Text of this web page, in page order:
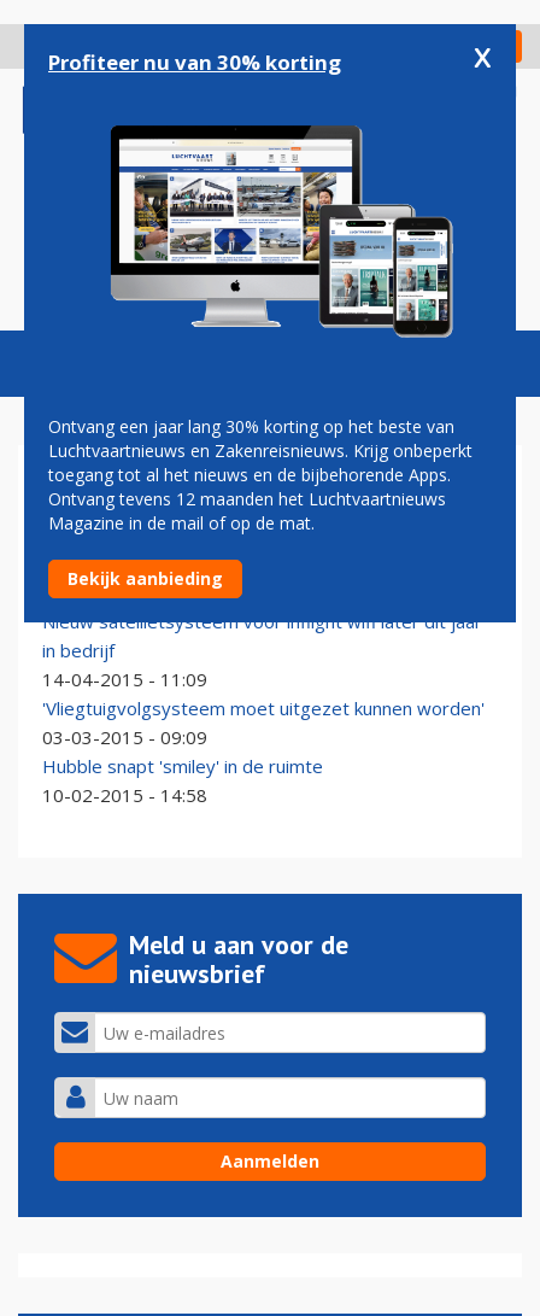
gaan
Check in
Magazine Podcasts Vacatures
SATELLIET
Ruimtestation schudt Noordwijk de hand
04-06-2015 - 09:09
Nieuw satellietsysteem voor inflight wifi later dit jaar
in bedrijf
14-04-2015 - 11:09
'Vliegtuigvolgsysteem moet uitgezet kunnen worden'
03-03-2015 - 09:09
Hubble snapt 'smiley' in de ruimte
10-02-2015 - 14:58
Meld u aan voor de
nieuwsbrief
Profiteer nu van 30% korting x
Ontvang een jaar lang 30% korting op het beste van
Luchtvaartnieuws en Zakenreisnieuws. Krijg onbeperkt
toegang tot al het nieuws en de bijbehorende Apps.
Ontvang tevens 12 maanden het Luchtvaartnieuws
Magazine in de mail of op de mat.
Bekijk aanbieding